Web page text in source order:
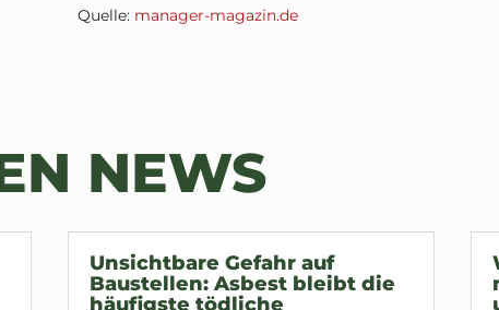
Quelle: manager-magazin.de
NEWS
Unsichtbare Gefahr auf
Baustellen: Asbest bleibt die
häufigste tödliche